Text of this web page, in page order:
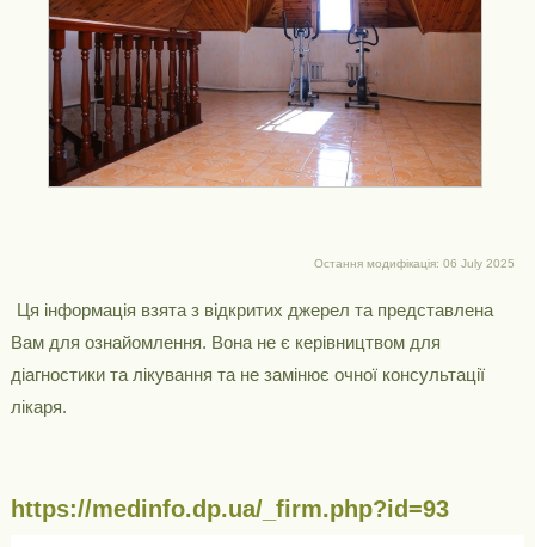
Остання модифікація: 06 July 2025
Ця інформація взята з відкритих джерел та представлена ​​
Вам для ознайомлення. Вона не є керівництвом для
діагностики та лікування та не замінює очної консультації
лікаря.
https://medinfo.dp.ua/_firm.php?id=93